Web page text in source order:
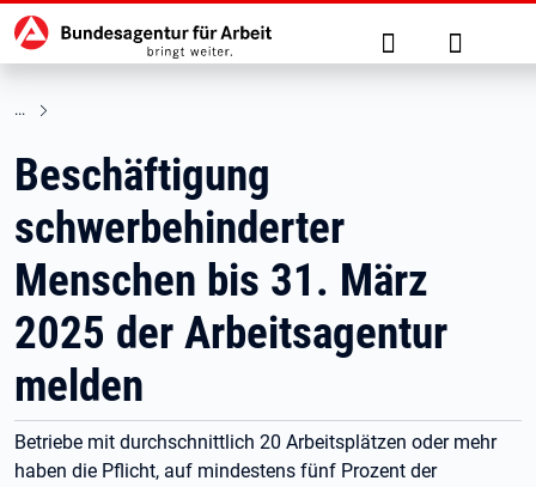
zu den Hauptinhalten springen
Hauptnavigation Suche Anmelden
Beschäftigung
schwerbehinderter
Menschen bis 31. März
2025 der Arbeitsagentur
melden
Betriebe mit durchschnittlich 20 Arbeitsplätzen oder mehr
haben die Pflicht, auf mindestens fünf Prozent der